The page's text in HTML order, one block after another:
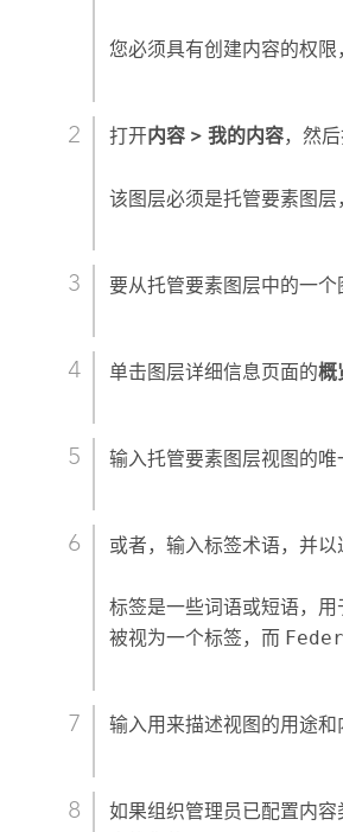
您必须具有创建内容的权限
打开内容 > 我的内容，然
该图层必须是托管要素图层
要从托管要素图层中的一
单击图层详细信息页面的概
输入托管要素图层视图的唯
或者，输入标签术语，并以
标签是一些词语或短语，
被视为一个标签，而
输入用来描述视图的用途和
如果组织管理员已配置内